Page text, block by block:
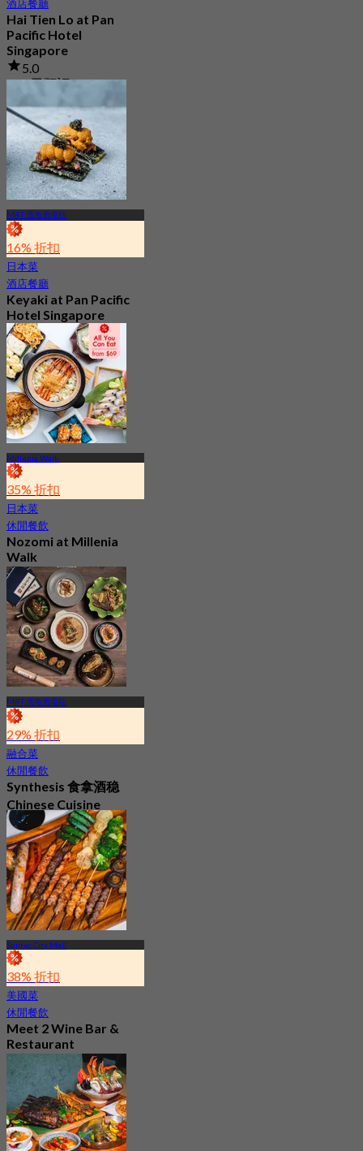
酒店餐廳
Hai Tien Lo at Pan
Pacific Hotel
Singapore
5.0
533 已預訂
S$ 69.05
MRT 濱海廣場站
16% 折扣
日本菜
酒店餐廳
Keyaki at Pan Pacific
Hotel Singapore
最新
4.2
起S$ 70
Millenia Walk
35% 折扣
日本菜
休閒餐飲
Nozomi at Millenia
Walk
4.5
3.1K 已預訂
起S$ 37.5
MRT 濱海廣場站
29% 折扣
融合菜
休閒餐飲
Synthesis 食拿酒稳
Chinese Cuisine
4.8
350 已預訂
起S$ 45.56
Suntec City Mall
38% 折扣
美國菜
休閒餐飲
Meet 2 Wine Bar &
Restaurant
最新
4.7
S$ 46.33